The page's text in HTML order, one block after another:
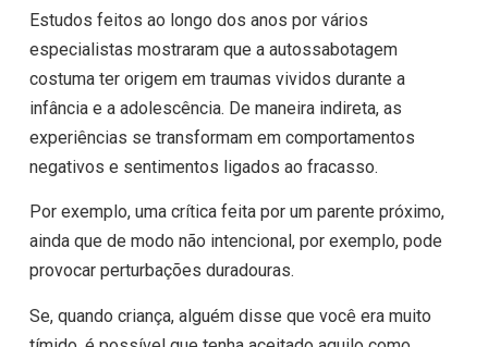
Estudos feitos ao longo dos anos por vários
especialistas mostraram que a autossabotagem
costuma ter origem em traumas vividos durante a
infância e a adolescência. De maneira indireta, as
experiências se transformam em comportamentos
negativos e sentimentos ligados ao fracasso.
Por exemplo, uma crítica feita por um parente próximo,
ainda que de modo não intencional, por exemplo, pode
provocar perturbações duradouras.
Se, quando criança, alguém disse que você era muito